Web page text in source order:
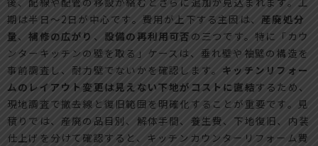
期は半日〜2日が中心です。費用が上下する主因は、 産廃処分
量、補修の広がり 、 設備の再利用可否 の三つです。特に「カウ
ンターキッチンの壁を取る」ケースは、垂れ壁や袖壁の構造を
事前調査し、耐力壁でないかを確認します。 キッチンリフォー
ムのレイアウト変更は見えない下地がコストに直結するため、
現地調査で撤去線と復旧範囲を明確化することが重要です。見
積りでは、産廃の品目別、解体手間、養生費、下地復旧、内装
仕上げを分けて確認すると、キッチンカウンターリフォーム費